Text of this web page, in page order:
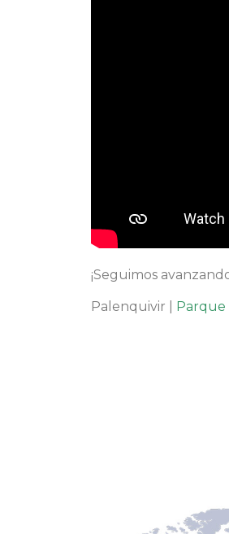
¡Seguimos
Palenquivir | Parque